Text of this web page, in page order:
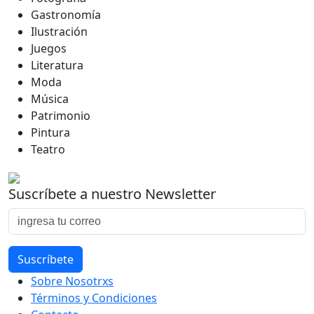
Gastronomía
Ilustración
Juegos
Literatura
Moda
Música
Patrimonio
Pintura
Teatro
Suscríbete a nuestro Newsletter
Sobre Nosotrxs
Términos y Condiciones